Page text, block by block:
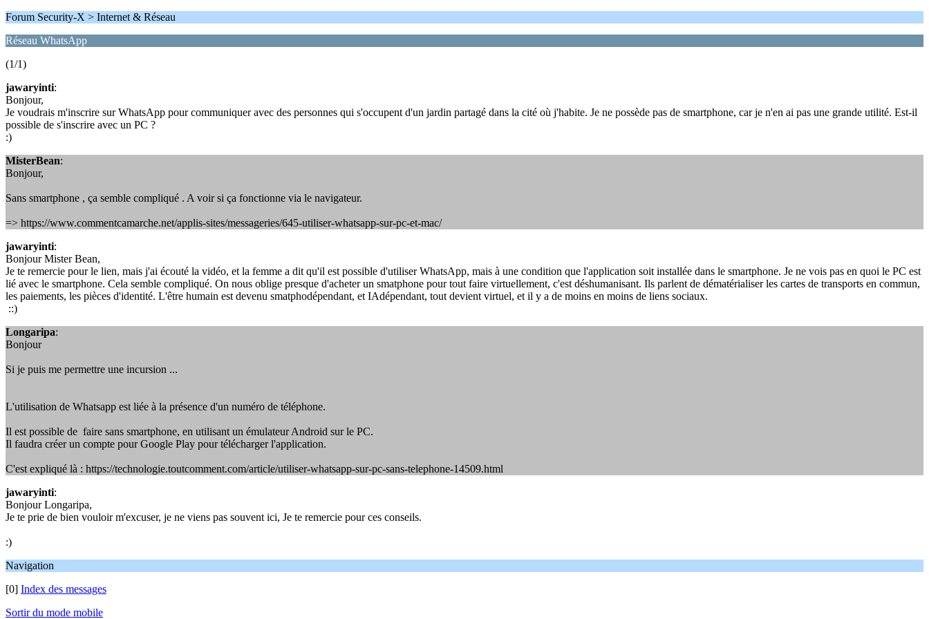
Forum Security-X > Internet & Réseau
Réseau WhatsApp
(1/1)
jawaryinti:
Bonjour,
Je voudrais m'inscrire sur WhatsApp pour communiquer avec des personnes qui s'occupent d'un jardin partagé dans la cité où j'habite. Je ne possède pas de smartphone, car je n'en ai pas une grande utilité. Est-il
possible de s'inscrire avec un PC ?
:)
MisterBean:
Bonjour,
Sans smartphone , ça semble compliqué . A voir si ça fonctionne via le navigateur.
=> https://www.commentcamarche.net/applis-sites/messageries/645-utiliser-whatsapp-sur-pc-et-mac/
jawaryinti:
Bonjour Mister Bean,
Je te remercie pour le lien, mais j'ai écouté la vidéo, et la femme a dit qu'il est possible d'utiliser WhatsApp, mais à une condition que l'application soit installée dans le smartphone. Je ne vois pas en quoi le PC est
lié avec le smartphone. Cela semble compliqué. On nous oblige presque d'acheter un smatphone pour tout faire virtuellement, c'est déshumanisant. Ils parlent de dématérialiser les cartes de transports en commun,
les paiements, les pièces d'identité. L'être humain est devenu smatphodépendant, et IAdépendant, tout devient virtuel, et il y a de moins en moins de liens sociaux.
::)
Longaripa:
Bonjour
Si je puis me permettre une incursion ...
L'utilisation de Whatsapp est liée à la présence d'un numéro de téléphone.
Il est possible de faire sans smartphone, en utilisant un émulateur Android sur le PC.
Il faudra créer un compte pour Google Play pour télécharger l'application.
C'est expliqué là : https://technologie.toutcomment.com/article/utiliser-whatsapp-sur-pc-sans-telephone-14509.html
jawaryinti:
Bonjour Longaripa,
Je te prie de bien vouloir m'excuser, je ne viens pas souvent ici, Je te remercie pour ces conseils.
:)
Navigation
[0] Index des messages
Sortir du mode mobile